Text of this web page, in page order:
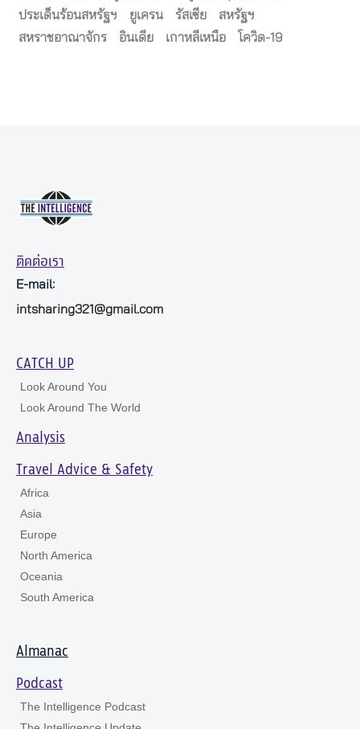
ประเด็นร้อนสหรัฐฯ
ยูเครน รัสเซีย
สหรัฐฯ
สหราชอาณาจักร
อินเดีย เกาหลีเหนือ โควิด-19
ติดต่อเรา
E-mail:
intsharing321@gmail.com
CATCH UP
Look Around You
Look Around The World
Analysis
Travel Advice & Safety
Africa
Asia
Europe
North America
Oceania
South America
Almanac
Podcast
The Intelligence Podcast